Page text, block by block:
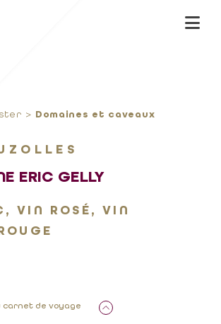
Domaines et caveaux
ERIC GELLY
VIN ROSÉ, VIN
carnet de voyage